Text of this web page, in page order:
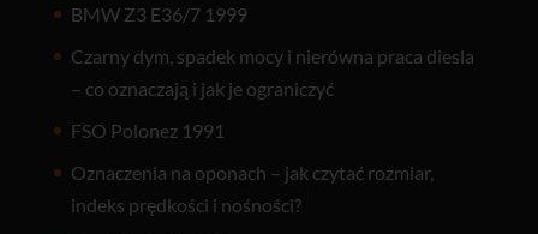
BMW Z3 E36/7 1999
Czarny dym, spadek mocy i nierówna praca diesla
– co oznaczają i jak je ograniczyć
FSO Polonez 1991
Oznaczenia na oponach – jak czytać rozmiar,
indeks prędkości i nośności?